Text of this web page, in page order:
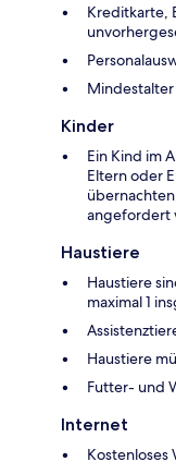
Kreditkarte,
Mindestalter
Kinder
Ein Kind im
Eltern oder
angefordert
Haustiere
Haustiere
maximal 1
Haustiere
Futter- und
Internet
Kostenloses